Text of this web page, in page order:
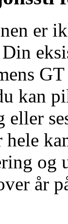
er
kan
hele
og
år